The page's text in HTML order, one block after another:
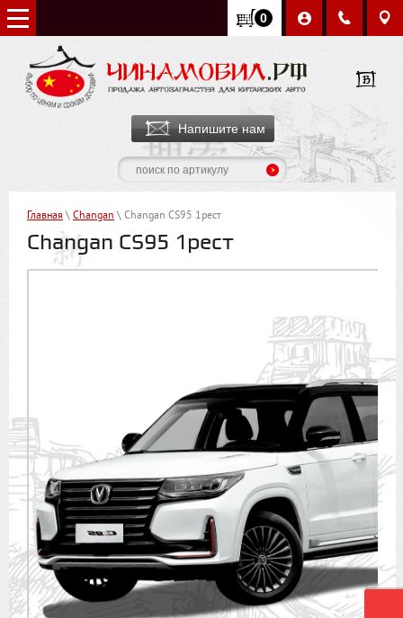
0
Напишите нам
Главная \ Chаngаn \ Changan CS95 1рест
Changan CS95 1рест